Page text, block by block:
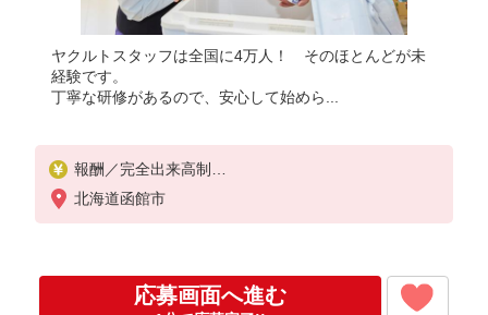
ヤクルトスタッフは全国に4万人！ そのほとんどが未
経験です。
丁寧な研修があるので、安心して始めら...
報酬／完全出来高制
◎扶養の範囲を超えた高収入も応相談
◎扶養の範囲内OK（年間130万円以内）
※収入補償期間/お仕事開始から12ヶ月間
北海道函館市
応募画面へ進む